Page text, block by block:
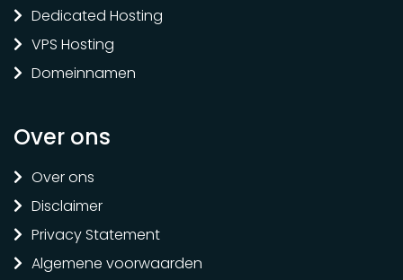
Dedicated Hosting
VPS Hosting
Domeinnamen
Over ons
Over ons
Disclaimer
Privacy Statement
Algemene voorwaarden